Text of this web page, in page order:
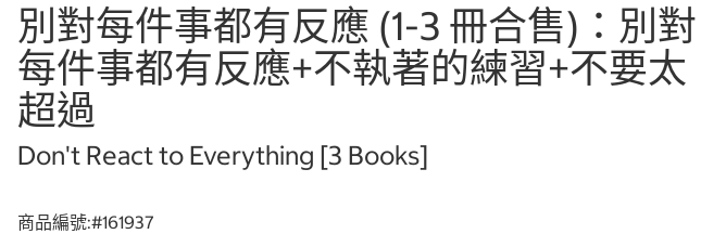
別對每件事都有反應 (1-3 冊合售)：別對
每件事都有反應+不執著的練習+不要太
超過
Don't React to Everything [3 Books]
商品編號:#161937